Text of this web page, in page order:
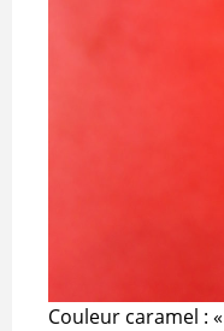
Couleur caramel :